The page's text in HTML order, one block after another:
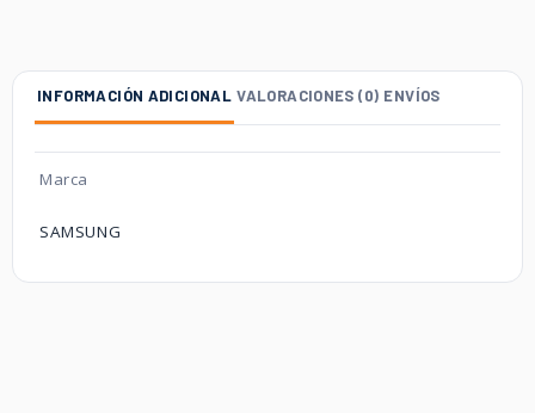
INFORMACIÓN ADICIONAL VALORACIONES (0) ENVÍOS
Marca
SAMSUNG